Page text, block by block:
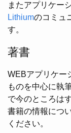
またアプリケー
Lithiumのコミュ
す。
著書
WEBアプリケー
ものを中心に執
で今のところは
書籍の情報につ
ください。